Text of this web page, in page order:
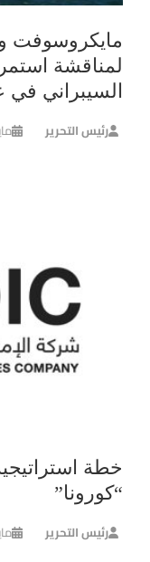
لمناقشة
السيبراني
رئيس التحرير مايو
خطة
“كورونا”
رئيس التحرير مايو